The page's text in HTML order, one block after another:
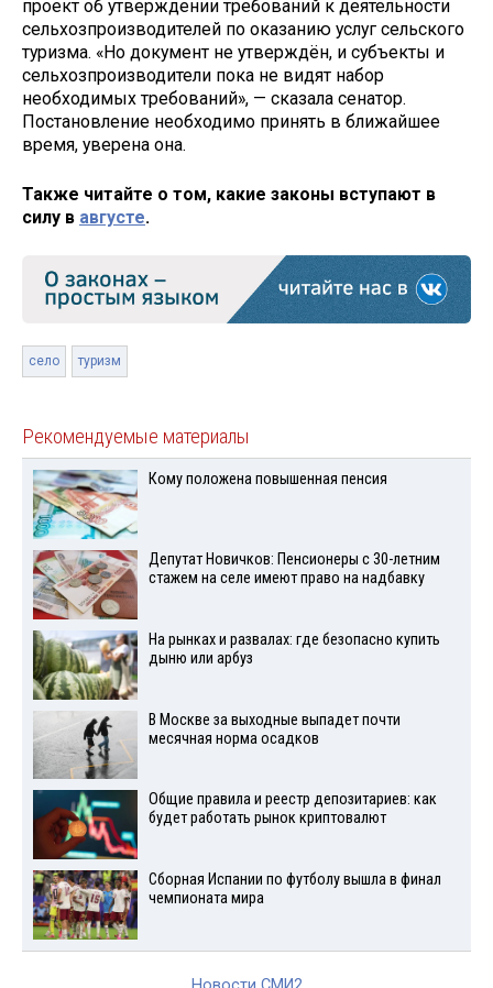
проект об утверждении требований к деятельности
сельхозпроизводителей по оказанию услуг сельского
туризма. «Но документ не утверждён, и субъекты и
сельхозпроизводители пока не видят набор
необходимых требований», — сказала сенатор.
Постановление необходимо принять в ближайшее
время, уверена она.
Также читайте о том, какие законы вступают в
силу в августе.
село туризм
Рекомендуемые материалы
Кому положена повышенная пенсия
Депутат Новичков: Пенсионеры с 30-летним
стажем на селе имеют право на надбавку
На рынках и развалах: где безопасно купить
дыню или арбуз
В Москве за выходные выпадет почти
месячная норма осадков
Общие правила и реестр депозитариев: как
будет работать рынок криптовалют
Сборная Испании по футболу вышла в финал
чемпионата мира